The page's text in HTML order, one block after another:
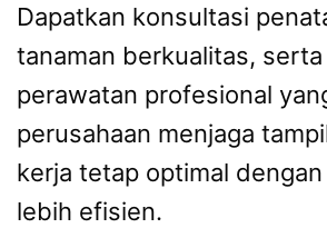
Dapatkan konsultasi
tanaman berkualitas, serta
perawatan profesional
perusahaan menjaga
kerja tetap optimal
lebih efisien.